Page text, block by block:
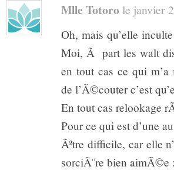
Mlle Totoro le janvier
Oh, mais qu’elle
Moi, Ã part les walt
en tout cas ce qui
de l’Ã©couter c’est
En tout cas relookage
Pour ce qui est d’une
Ãªtre difficile, car elle
sorciÃ¨re bien aimÃ©e